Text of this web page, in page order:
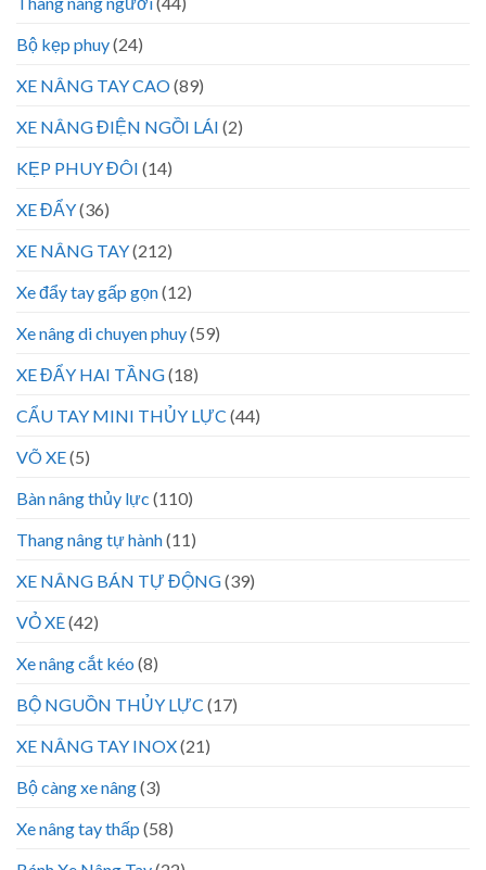
Bộ kẹp phuy(24)
XE NÂNG TAY CAO(89)
XE NÂNG ĐIỆN NGỒI LÁI (2)
KẸP PHUY ĐÔI (14)
XE ĐẨY(36)
XE NÂNG TAY(212)
Xe đẩy tay gấp gọn(12)
Xe nâng di chuyen phuy(59)
XE ĐẨY HAI TẦNG(18)
CẨU TAY MINI THỦY LỰC (44)
VÕ XE(5)
Bàn nâng thủy lực (110)
Thang nâng tự hành(11)
XE NÂNG BÁN TỰ ĐỘNG(39)
VỎ XE(42)
Xe nâng cắt kéo (8)
BỘ NGUỒN THỦY LỰC (17)
XE NÂNG TAY INOX(21)
Bộ càng xe nâng(3)
Xe nâng tay thấp (58)